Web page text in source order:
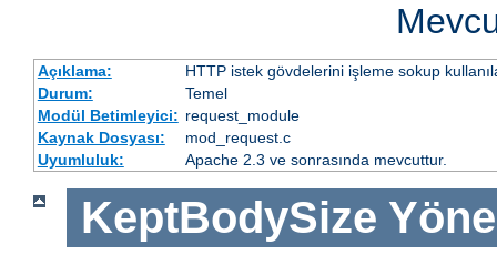
Açıklama:
HTTP istek gövdelerini işleme sokup
Durum:
Temel
Modül Betimleyici: request_module
Kaynak Dosyası:
mod_request.c
Uyumluluk:
Apache 2.3 ve sonrasında mevcuttur.
KeptBodySize